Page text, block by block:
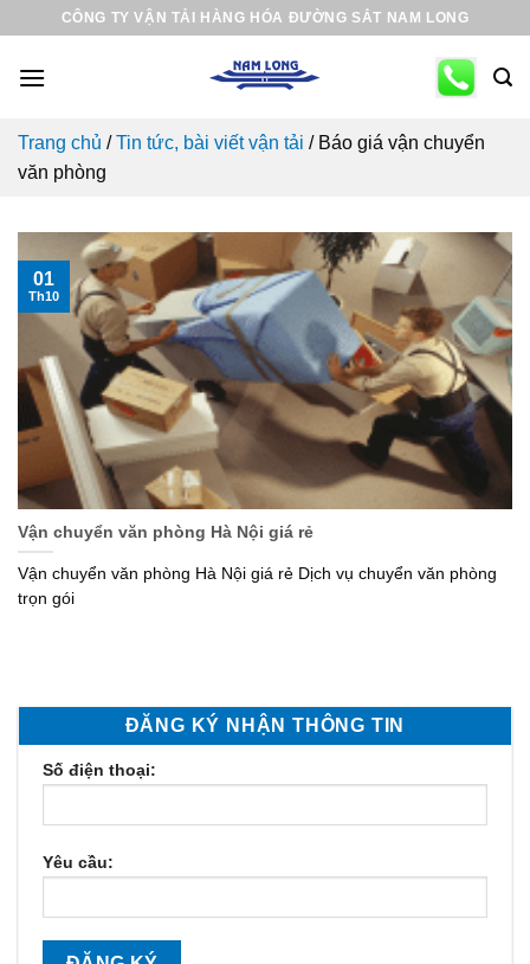
content
CÔNG TY VẬN TẢI HÀNG HÓA ĐƯỜNG SẮT NAM LONG
Trang chủ /Tin tức, bài viết vận tải / Báo giá vận chuyển
văn phòng
Vận chuyển văn phòng Hà Nội giá rẻ
Vận chuyển văn phòng Hà Nội giá rẻ Dịch vụ chuyển văn phòng
trọn gói
01
Th10
ĐĂNG KÝ NHẬN THÔNG TIN
Số điện thoại:
Yêu cầu: